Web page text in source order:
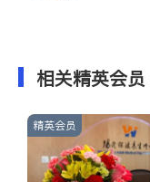
相关精英会员
精英会员